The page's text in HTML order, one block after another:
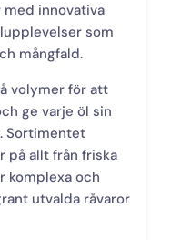
innovativa
som
mångfald.
volymer för att
ge varje öl sin
Sortimentet
på allt från friska
komplexa och
utvalda råvaror